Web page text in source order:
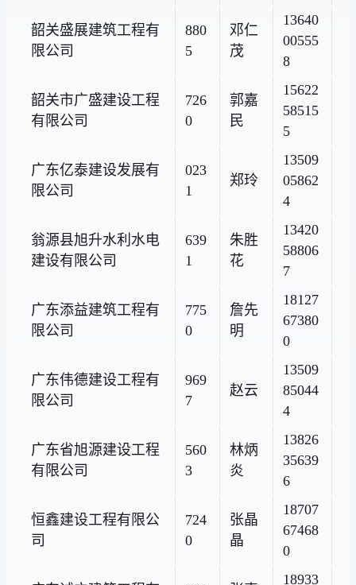
韶关盛展建筑工程有
限公司
880
5
邓仁
茂
13640
00555
8
韶关市广盛建设工程
有限公司
726
0
郭嘉
民
15622
58515
5
广东亿泰建设发展有
限公司
023
1
郑玲
13509
05862
4
翁源县旭升水利水电
建设有限公司
639
1
朱胜
花
13420
58806
7
广东添益建筑工程有
限公司
775
0
詹先
明
18127
67380
0
广东伟德建设工程有
限公司
969
7
赵云
13509
85044
4
广东省旭源建设工程
有限公司
560
3
林炳
炎
13826
35639
6
恒鑫建设工程有限公
司
724
0
张晶
晶
18707
67468
0
18933